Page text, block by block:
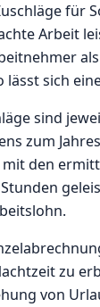
für
Arbeit
lässt sich
sind
zum
mit den
zu
von